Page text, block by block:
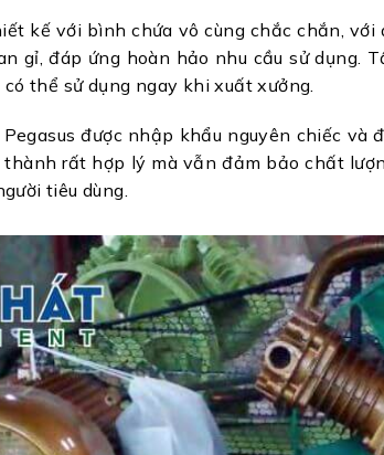
kế với bình chứa vô cùng chắc chắn,
gỉ, đáp ứng hoàn hảo nhu cầu sử
thể sử dụng ngay khi xuất xưởng.
được nhập khẩu nguyên chiếc
rất hợp lý mà vẫn đảm bảo chất
tiêu dùng.